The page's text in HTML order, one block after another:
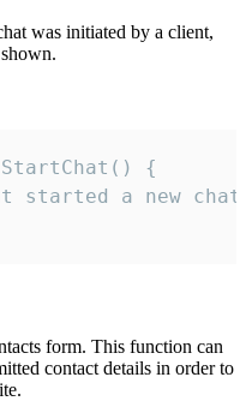
was initiated by a client,
{
started a new
form. This function can
contact details in order to